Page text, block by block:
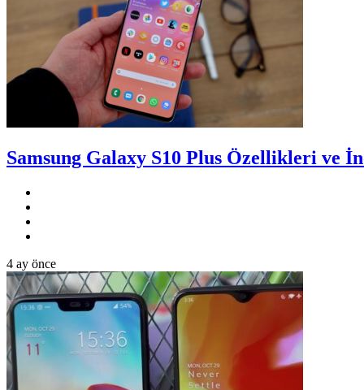
Samsung Galaxy S10 Plus Özellikleri ve
4 ay önce